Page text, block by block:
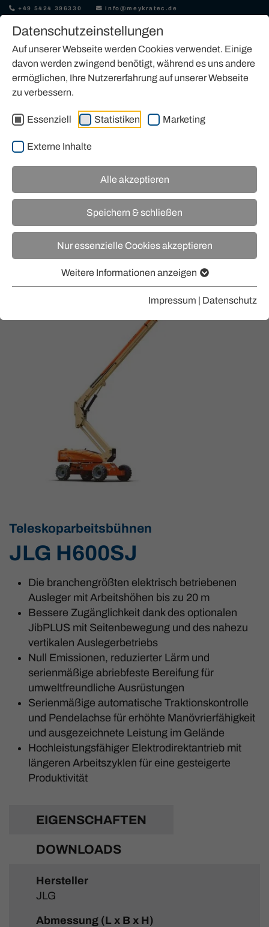
Datenschutzeinstellungen
Auf unserer Webseite werden Cookies verwendet. Einige
davon werden zwingend benötigt, während es uns andere
ermöglichen, Ihre Nutzererfahrung auf unserer Webseite
zu verbessern.
Essenziell Statistiken Marketing
Externe Inhalte
Alle akzeptieren
Speichern & schließen
Nur essenzielle Cookies akzeptieren
Weitere Informationen anzeigen
Impressum | Datenschutz
+49 5424 396330 info@meykratec.de
JLG-ARBEITSBÜHNE KAUFEN
Unser Angebot an JLG-Arbeitsbühnen
Teleskoparbeitsbühnen
JLG H600SJ
Die branchengrößten elektrisch betriebenen
Ausleger mit Arbeitshöhen bis zu 20 m
Bessere Zugänglichkeit dank des optionalen
JibPLUS mit Seitenbewegung und des nahezu
vertikalen Auslegerbetriebs
Null Emissionen, reduzierter Lärm und
serienmäßige abriebfeste Bereifung für
umweltfreundliche Ausrüstungen
Serienmäßige automatische Traktionskontrolle
und Pendelachse für erhöhte Manövrierfähigkeit
und ausgezeichnete Leistung im Gelände
Hochleistungsfähiger Elektrodirektantrieb mit
längeren Arbeitszyklen für eine gesteigerte
Produktivität
EIGENSCHAFTEN
DOWNLOADS
Hersteller
JLG
Abmessung (L x B x H)